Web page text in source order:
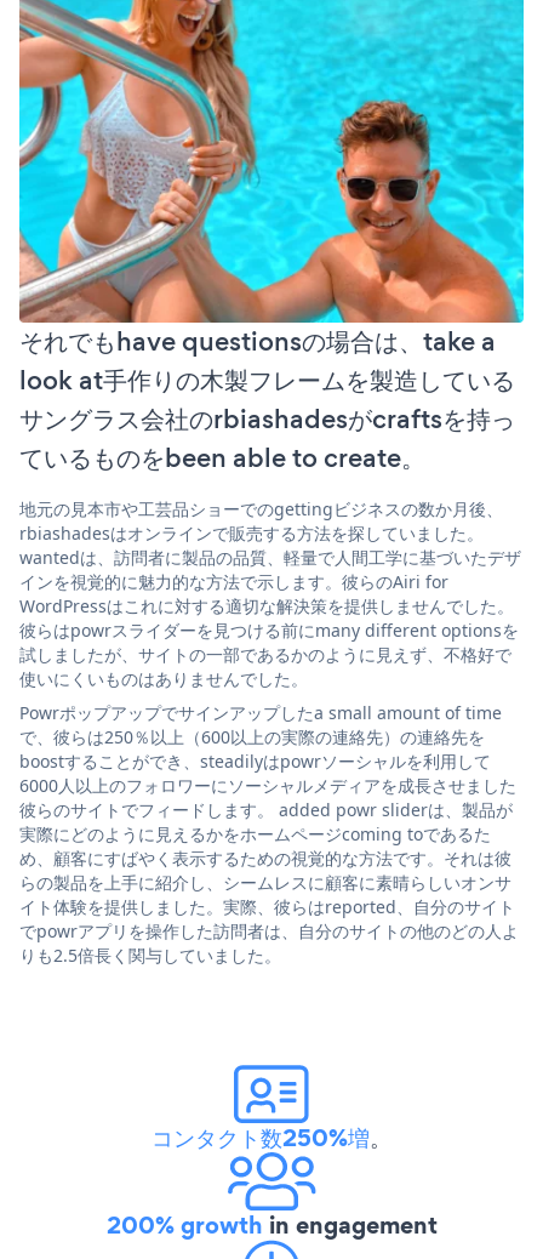
それでもhave questionsの場合は、take a
look at手作りの木製フレームを製造している
サングラス会社のrbiashadesがcraftsを持っ
ているものをbeen able to create。
地元の見本市や工芸品ショーでのgettingビジネスの数か月後、
rbiashadesはオンラインで販売する方法を探していました。
wantedは、訪問者に製品の品質、軽量で人間工学に基づいたデザ
インを視覚的に魅力的な方法で示します。彼らのAiri for
WordPressはこれに対する適切な解決策を提供しませんでした。
彼らはpowrスライダーを見つける前にmany different optionsを
試しましたが、サイトの一部であるかのように見えず、不格好で
使いにくいものはありませんでした。
Powrポップアップでサインアップしたa small amount of time
で、彼らは250％以上（600以上の実際の連絡先）の連絡先を
boostすることができ、steadilyはpowrソーシャルを利用して
6000人以上のフォロワーにソーシャルメディアを成長させました
彼らのサイトでフィードします。 added powr sliderは、製品が
実際にどのように見えるかをホームページcoming toであるた
め、顧客にすばやく表示するための視覚的な方法です。それは彼
らの製品を上手に紹介し、シームレスに顧客に素晴らしいオンサ
イト体験を提供しました。実際、彼らはreported、自分のサイト
でpowrアプリを操作した訪問者は、自分のサイトの他のどの人よ
りも2.5倍長く関与していました。
コンタクト数250%増。
200% growth in engagement